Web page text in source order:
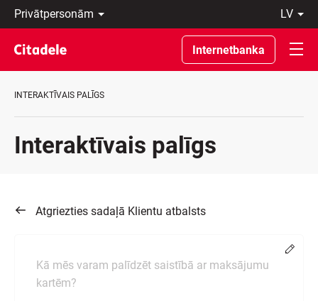
Privātpersonām
Uzņēmumiem
Private
Banking
Par
C
lv
Latviski
По-
русски
In
Internetbanka
INTERAKTĪVAIS PALĪGS
Interaktīvais palīgs
Atgriezties sadaļā Klientu atbalsts
Kā mēs varam palīdzēt saistībā ar maksājumu
kartēm?